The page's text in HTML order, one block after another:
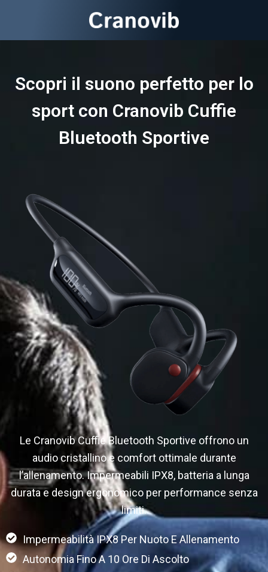
Scopri il suono perfetto per lo
sport con Cranovib Cuffie
Bluetooth Sportive
Le Cranovib Cuffie Bluetooth Sportive offrono un
audio cristallino e comfort ottimale durante
l’allenamento. Impermeabili IPX8, batteria a lunga
durata e design ergonomico per performance senza
limiti.
Impermeabilità IPX8 Per Nuoto E Allenamento
Autonomia Fino A 10 Ore Di Ascolto